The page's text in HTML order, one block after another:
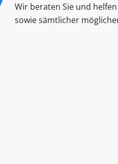
Wir beraten Sie und
sowie sämtlicher